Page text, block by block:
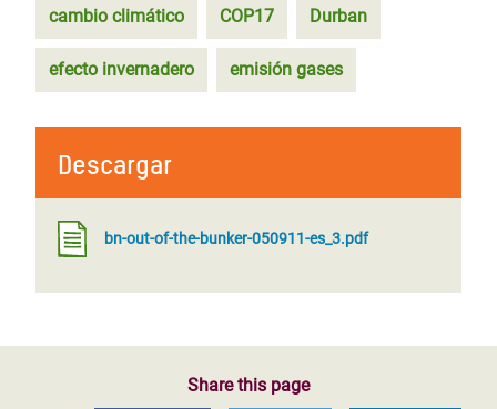
cambio climático COP17 Durban
efecto invernadero emisión gases
Descargar
bn-out-of-the-bunker-050911-es_3.pdf
Share this page